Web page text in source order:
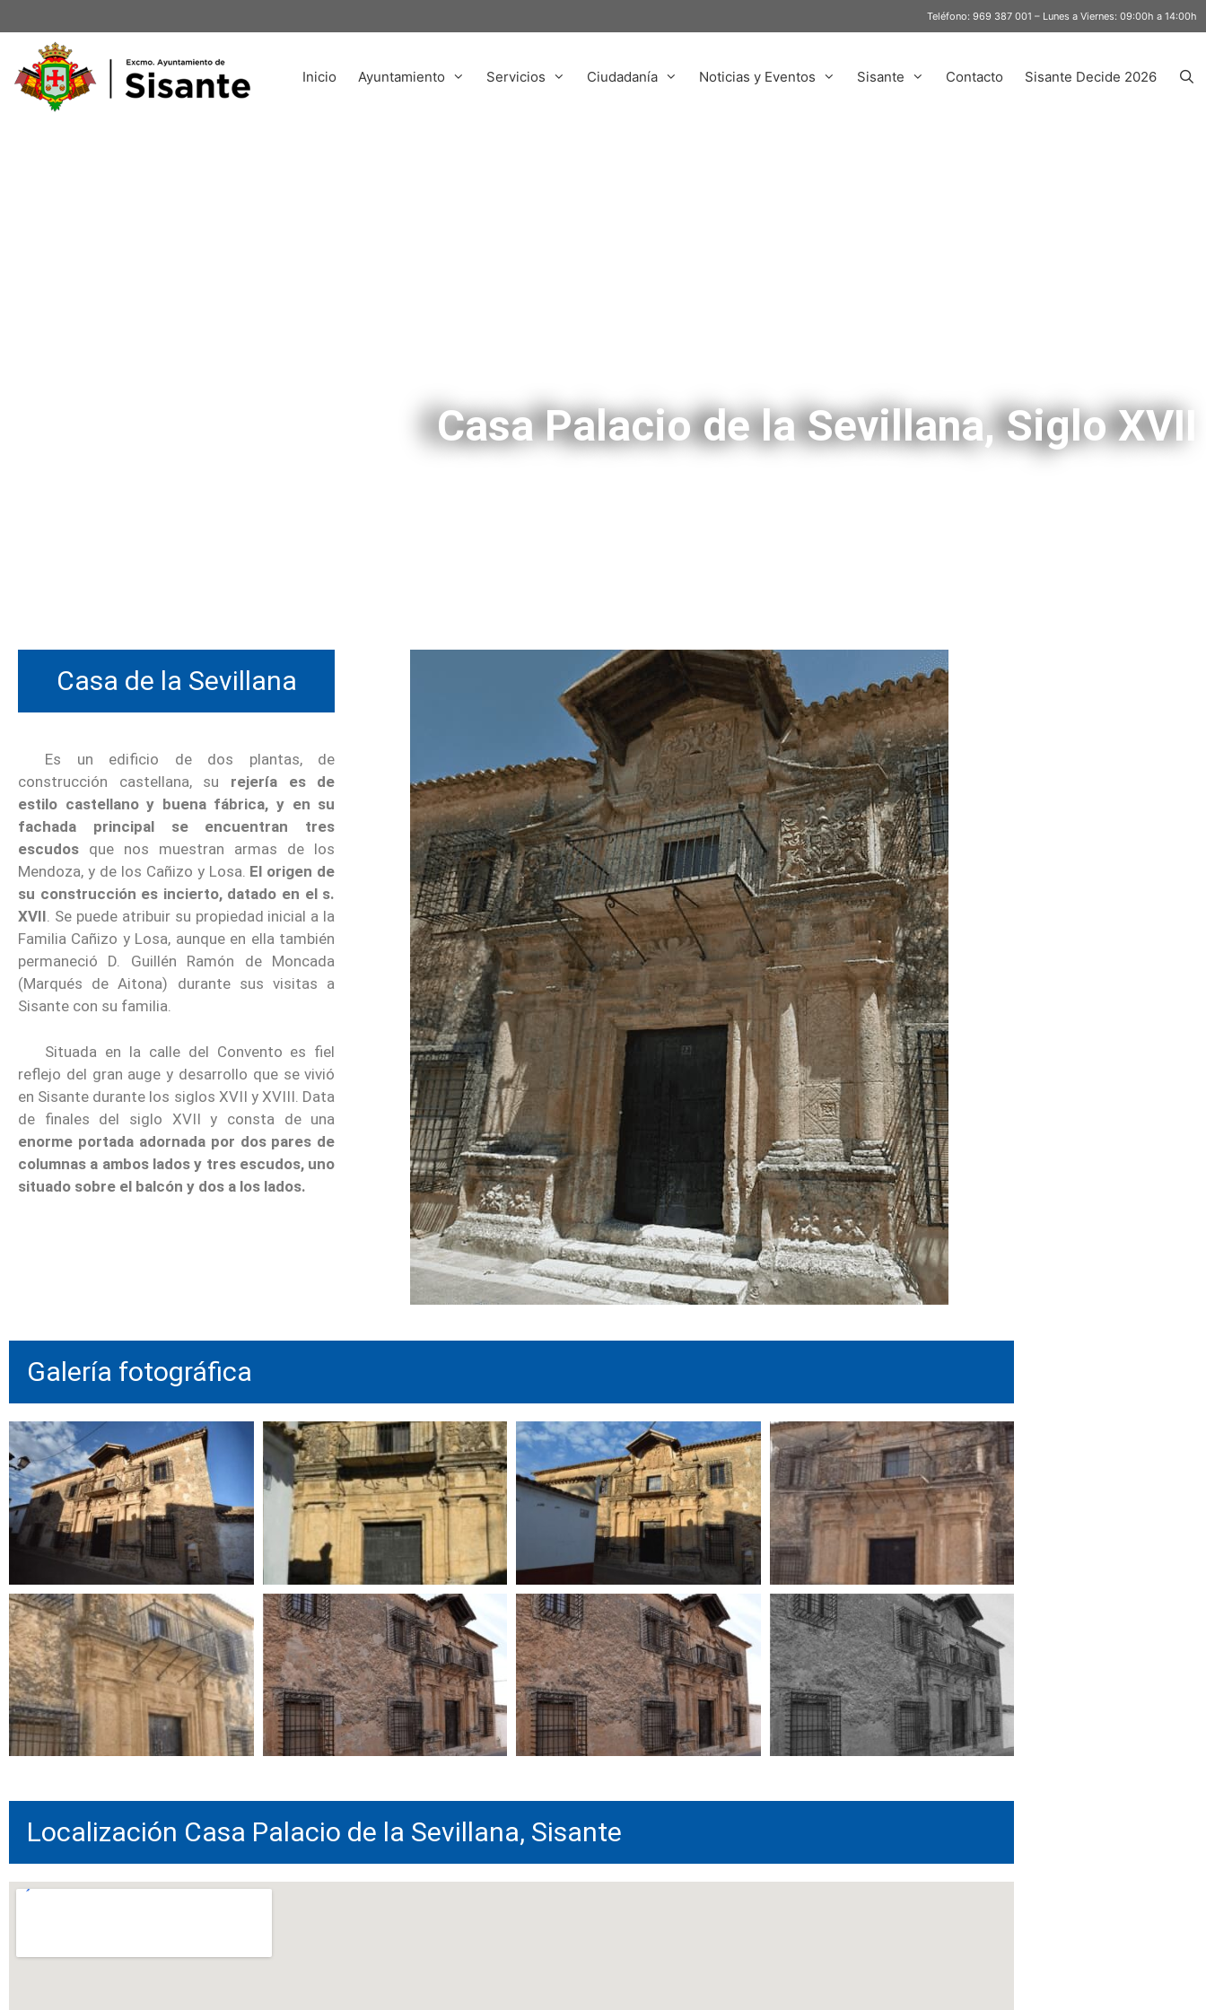
Teléfono: 969 387 001 – Lunes a Viernes: 09:00h a 14:00h
Inicio Ayuntamiento Servicios Ciudadanía Noticias y Eventos Sisante Contacto Sisante Decide 2026
Casa Palacio de la Sevillana, Siglo XVII
Casa de la Sevillana
Es un edificio de dos plantas, de
construcción castellana, su rejería es de
estilo castellano y buena fábrica, y en su
fachada principal se encuentran tres
escudos que nos muestran armas de los
Mendoza, y de los Cañizo y Losa. El origen de
su construcción es incierto, datado en el s.
XVII. Se puede atribuir su propiedad inicial a la
Familia Cañizo y Losa, aunque en ella también
permaneció D. Guillén Ramón de Moncada
(Marqués de Aitona) durante sus visitas a
Sisante con su familia.
Situada en la calle del Convento es fiel
reflejo del gran auge y desarrollo que se vivió
en Sisante durante los siglos XVII y XVIII. Data
de finales del siglo XVII y consta de una
enorme portada adornada por dos pares de
columnas a ambos lados y tres escudos, uno
situado sobre el balcón y dos a los lados.
Galería fotográfica
Localización Casa Palacio de la Sevillana, Sisante